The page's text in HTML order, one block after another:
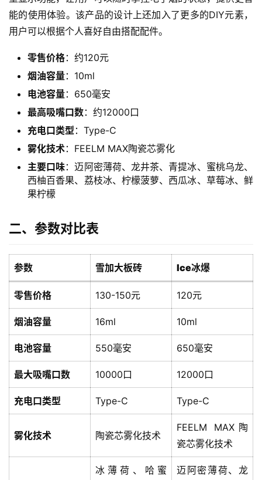
能的使用体验。该产品的设计上还加入了更多的DIY元素，
用户可以根据个人喜好自由搭配配件。
零售价格：约120元
烟油容量：10ml
电池容量：650毫安
最高吸嘴口数：约12000口
充电口类型：Type-C
雾化技术：FEELM MAX陶瓷芯雾化
主要口味：迈阿密薄荷、龙井茶、青提冰、蜜桃乌龙、
西柚百香果、荔枝冰、柠檬菠萝、西瓜冰、草莓冰、鲜
果柠檬
二、参数对比表
参数 雪加大板砖 Ice冰爆
零售价格 130-150元 120元
烟油容量 16ml 10ml
电池容量 550毫安 650毫安
最大吸嘴口数 10000口 12000口
充电口类型 Type-C Type-C
雾化技术 陶瓷芯雾化技术
FEELM MAX陶
瓷芯雾化技术
冰薄荷、哈蜜
迈阿密薄荷、龙